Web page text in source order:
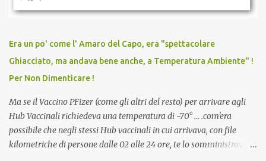
persona cattiva. Non avevamo mai visto un vaccino che minacci le
vaccino usato per minacciare i mezzi di sussistenza, il lavoro o la
scuola. Non avevamo mai visto un vaccino che permettesse a un
dodicenne di ignorare il consenso dei genitori. Dopo tutti i vaccini
che abbiamo elencato sopra...
Era un po' come l' Amaro del Capo, era "spettacolare
Ghiacciato, ma andava bene anche, a Temperatura Ambiente" !
Per Non Dimenticare !
Ma se il Vaccino PFizer (come gli altri del resto) per arrivare agli
Hub Vaccinali richiedeva una temperatura di -70° ... .com'era
possibile che negli stessi Hub vaccinali in cui arrivava, con file
kilometriche di persone dalle 02 alle 24 ore, te lo somministravano